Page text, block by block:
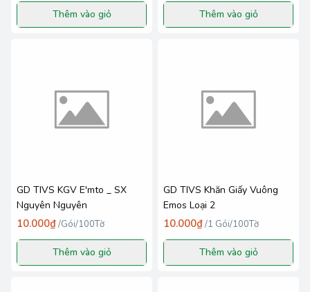
Thêm vào giỏ Thêm vào giỏ
GD TIVS KGV E'mto _ SX
Nguyên Nguyên
10.000₫/Gói/100Tờ
Thêm vào giỏ
GD TIVS Khăn Giấy Vuông
Emos Loại 2
10.000₫/1 Gói/100Tờ
Thêm vào giỏ